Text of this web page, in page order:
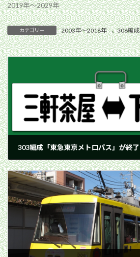
2019年〜2029年
カテゴリー 2003年〜2018年 、306編成
303編成「東急東京メトロパス」が終了
2011年10月27日